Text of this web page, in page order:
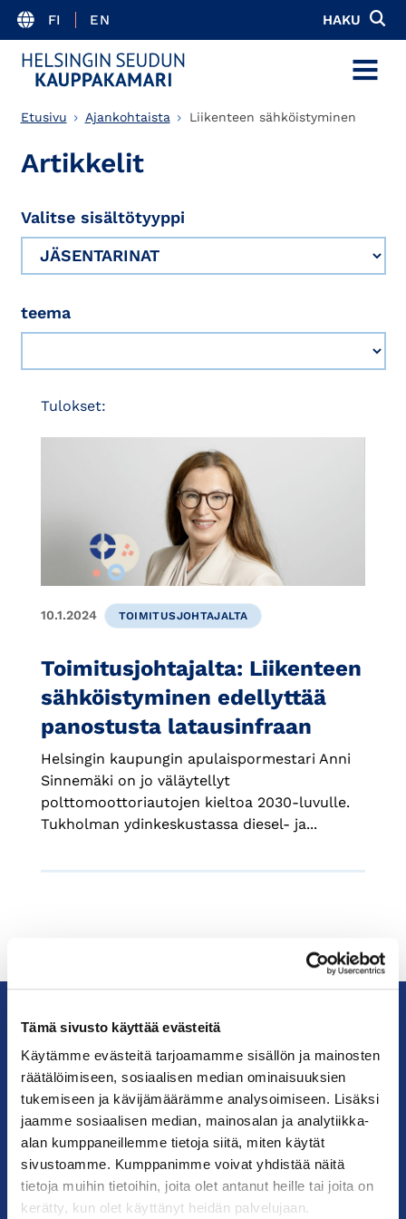
Tämä sivusto käyttää evästeitä
Käytämme evästeitä tarjoamamme sisällön ja mainosten
räätälöimiseen, sosiaalisen median ominaisuuksien
tukemiseen ja kävijämäärämme analysoimiseen. Lisäksi
jaamme sosiaalisen median, mainosalan ja analytiikka-
alan kumppaneillemme tietoja siitä, miten käytät
sivustoamme. Kumppanimme voivat yhdistää näitä
tietoja muihin tietoihin, joita olet antanut heille tai joita on
kerätty, kun olet käyttänyt heidän palvelujaan.
FI EN HAKU
MENU
Etusivu Ajankohtaista Liikenteen sähköistyminen
Artikkelit
Valitse sisältötyyppi
teema
Tulokset:
10.1.2024 TOIMITUSJOHTAJALTA
Toimitusjohtajalta: Liikenteen
sähköistyminen edellyttää
panostusta latausinfraan
Helsingin kaupungin apulaispormestari Anni
Sinnemäki on jo väläytellyt
polttomoottoriautojen kieltoa 2030-luvulle.
Tukholman ydinkeskustassa diesel- ja...
KauppakamariHelsingin
seudun
kauppakamari
YHTEYSTIEDOT
Helsingin toimisto
Käyntiosoite: Kalevankatu 12, 00100 Helsinki